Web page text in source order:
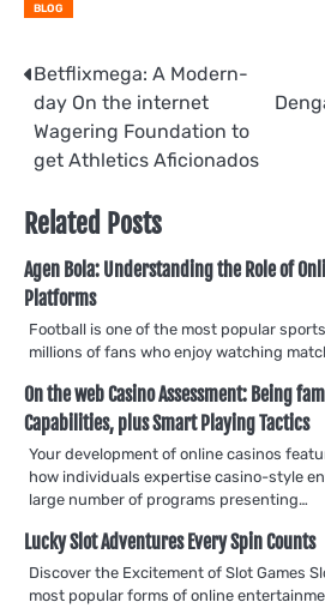
BLOG
Post
navigation
Betflixmega: A Modern-
day On the internet
Wagering Foundation to
get Athletics Aficionados
Related Posts
Agen Bola: Understanding the Role of
Platforms
Football is one of the most popular
millions of fans who enjoy watching
On the web Casino Assessment: Being
Capabilities, plus Smart Playing Tactics
Your development of online casinos
how individuals expertise casino-style
large number of programs presenting…
Lucky Slot Adventures Every Spin Counts
Discover the Excitement of Slot Games
most popular forms of online